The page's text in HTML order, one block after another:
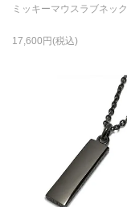
17,600